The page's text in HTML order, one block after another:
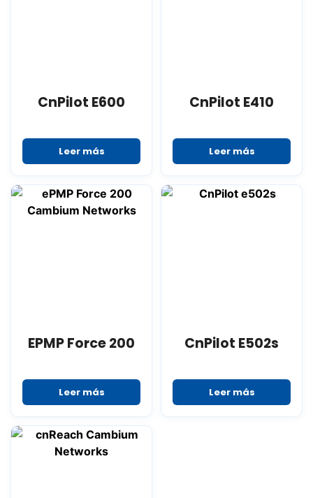
CnPilot E600
Leer más
CnPilot E410
Leer más
EPMP Force 200
Leer más
CnPilot E502s
Leer más